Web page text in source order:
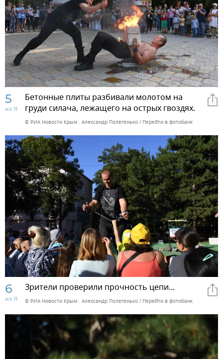
5
из 11
Бетонные плиты разбивали молотом на
груди силача, лежащего на острых гвоздях.
© РИА Новости Крым . Александр Полегенько Перейти в фотобанк
6
из 11
Зрители проверили прочность цепи...
© РИА Новости Крым . Александр Полегенько Перейти в фотобанк